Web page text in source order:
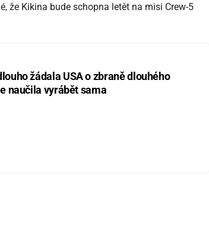
že Kikina bude schopna letět na misi Crew-5
žádala USA o zbraně dlouhého
naučila vyrábět sama